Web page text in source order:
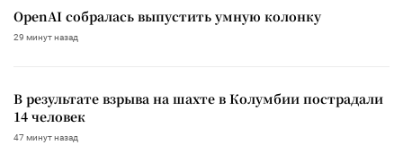
OpenAI собралась выпустить умную колонку
29 минут назад
В результате взрыва на шахте в Колумбии пострадали
14 человек
47 минут назад